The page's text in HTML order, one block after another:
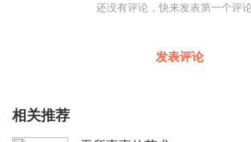
还没有评论，快来发表第一个评论
发表评论
相关推荐